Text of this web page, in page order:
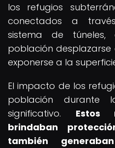
los refugios
conectados a
sistema de
población
exponerse a la
El impacto de los
población durante
significativo. Estos
brindaban
también